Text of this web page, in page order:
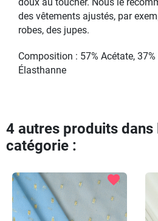
doux au toucher. Nous le
des vêtements ajustés, par
robes, des jupes.
Composition : 57% Acétate,
Élasthanne
4 autres produits dans
catégorie :
favorite